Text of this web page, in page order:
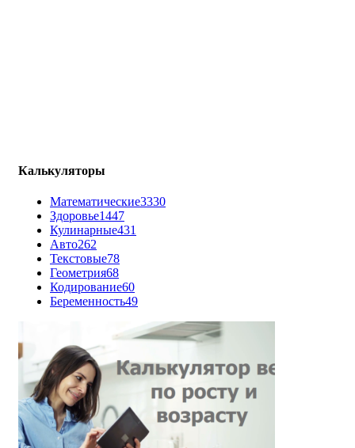
Калькуляторы
Математические3330
Здоровье1447
Кулинарные431
Авто262
Текстовые78
Геометрия68
Кодирование60
Беременность49